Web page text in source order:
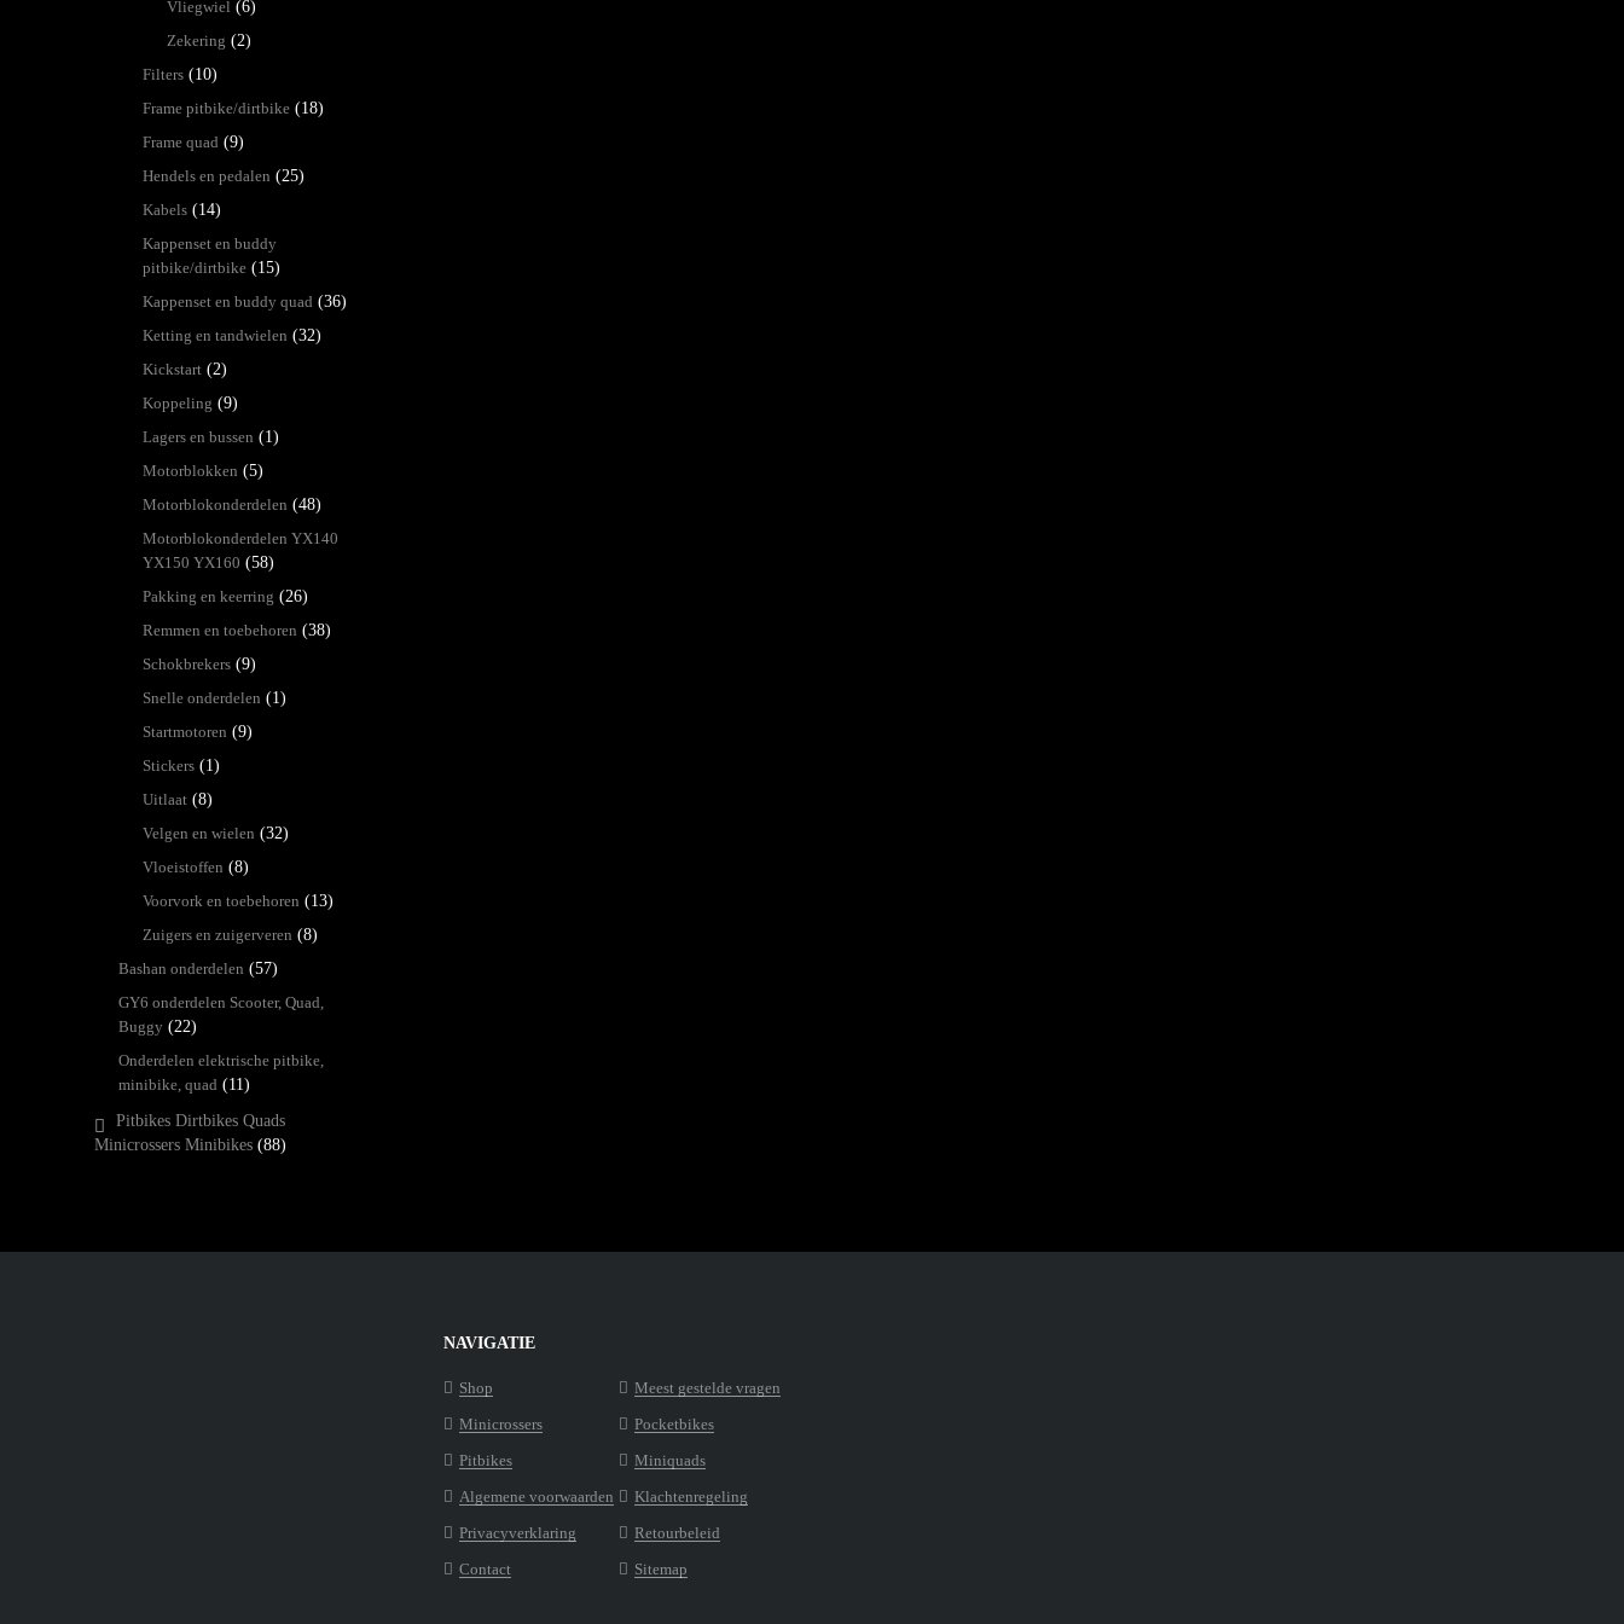
Vliegwiel (6)
Zekering (2)
Filters (10)
Frame pitbike/dirtbike (18)
Frame quad (9)
Hendels en pedalen (25)
Kabels (14)
Kappenset en buddy
pitbike/dirtbike (15)
Kappenset en buddy quad (36)
Ketting en tandwielen (32)
Kickstart (2)
Koppeling (9)
Lagers en bussen (1)
Motorblokken (5)
Motorblokonderdelen (48)
Motorblokonderdelen YX140
YX150 YX160 (58)
Pakking en keerring (26)
Remmen en toebehoren (38)
Schokbrekers (9)
Snelle onderdelen (1)
Startmotoren (9)
Stickers (1)
Uitlaat (8)
Velgen en wielen (32)
Vloeistoffen (8)
Voorvork en toebehoren (13)
Zuigers en zuigerveren (8)
Bashan onderdelen (57)
GY6 onderdelen Scooter, Quad,
Buggy (22)
Onderdelen elektrische pitbike,
minibike, quad (11)
Pitbikes Dirtbikes Quads
Minicrossers Minibikes (88)
NAVIGATIE
Shop
Meest gestelde vragen
Minicrossers
Pocketbikes
Pitbikes
Miniquads
Algemene voorwaarden
Klachtenregeling
Privacyverklaring
Retourbeleid
Contact
Sitemap